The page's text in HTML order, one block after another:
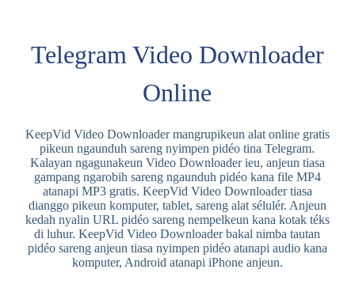
Telegram Video Downloader
Online
KeepVid Video Downloader mangrupikeun alat online gratis
pikeun ngaunduh sareng nyimpen pidéo tina Telegram.
Kalayan ngagunakeun Video Downloader ieu, anjeun tiasa
gampang ngarobih sareng ngaunduh pidéo kana file MP4
atanapi MP3 gratis. KeepVid Video Downloader tiasa
dianggo pikeun komputer, tablet, sareng alat sélulér. Anjeun
kedah nyalin URL pidéo sareng nempelkeun kana kotak téks
di luhur. KeepVid Video Downloader bakal nimba tautan
pidéo sareng anjeun tiasa nyimpen pidéo atanapi audio kana
komputer, Android atanapi iPhone anjeun.